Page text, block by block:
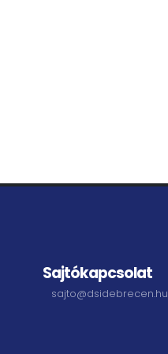
Sajtókapcsolat
sajto@dsidebrecen.hu